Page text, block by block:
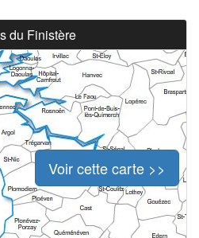
du Finistère
Voir cette carte >>